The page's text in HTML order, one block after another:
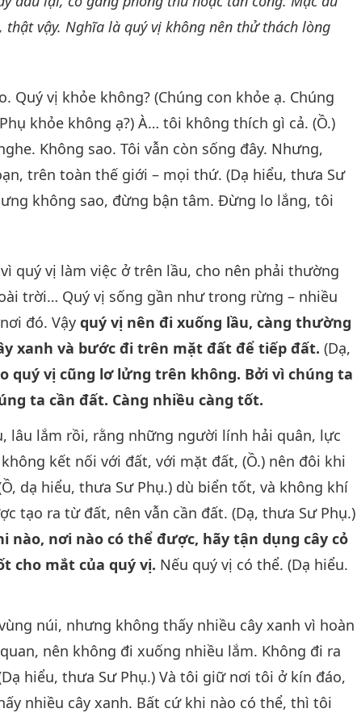
vậy. Nghĩa là quý vị không nên thử thách lòng
Quý vị khỏe không? (Chúng con khỏe ạ. Chúng
khỏe không ạ?) À… tôi không thích gì cả. (Ồ.)
Không sao. Tôi vẫn còn sống đây. Nhưng,
trên toàn thế giới – mọi thứ. (Dạ hiểu, thưa Sư
không sao, đừng bận tâm. Đừng lo lắng, tôi
quý vị làm việc ở trên lầu, cho nên phải thường
trời… Quý vị sống gần như trong rừng – nhiều
đó. Vậyquý vị nên đi xuống lầu, càng thường
xanh và bước đi trên mặt đất để tiếp đất. (Dạ,
quý vị cũng lơ lửng trên không. Bởi vì chúng ta
ta cần đất. Càng nhiều càng tốt.
lâu lắm rồi, rằng những người lính hải quân, lực
kết nối với đất, với mặt đất, (Ồ.) nên đôi khi
dạ hiểu, thưa Sư Phụ.) dù biển tốt, và không khí
tạo ra từ đất, nên vẫn cần đất. (Dạ, thưa Sư Phụ.)
nào, nơi nào có thể được, hãy tận dụng cây cỏ
cho mắt của quý vị. Nếu quý vị có thể. (Dạ hiểu.
núi, nhưng không thấy nhiều cây xanh vì hoàn
nên không đi xuống nhiều lắm. Không đi ra
hiểu, thưa Sư Phụ.) Và tôi giữ nơi tôi ở kín đáo,
nhiều cây xanh. Bất cứ khi nào có thể, thì tôi